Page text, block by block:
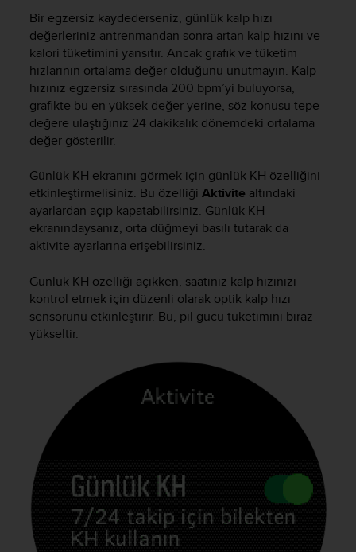
Bir egzersiz kaydederseniz, günlük kalp hızı
değerleriniz antrenmandan sonra artan kalp hızını ve
kalori tüketimini yansıtır. Ancak grafik ve tüketim
hızlarının ortalama değer olduğunu unutmayın. Kalp
hızınız egzersiz sırasında 200 bpm’yi buluyorsa,
grafikte bu en yüksek değer yerine, söz konusu tepe
değere ulaştığınız 24 dakikalık dönemdeki ortalama
değer gösterilir.
Günlük KH ekranını görmek için günlük KH özelliğini
etkinleştirmelisiniz. Bu özelliği Aktivite altındaki
ayarlardan açıp kapatabilirsiniz. Günlük KH
ekranındaysanız, orta düğmeyi basılı tutarak da
aktivite ayarlarına erişebilirsiniz.
Günlük KH özelliği açıkken, saatiniz kalp hızınızı
kontrol etmek için düzenli olarak optik kalp hızı
sensörünü etkinleştirir. Bu, pil gücü tüketimini biraz
yükseltir.